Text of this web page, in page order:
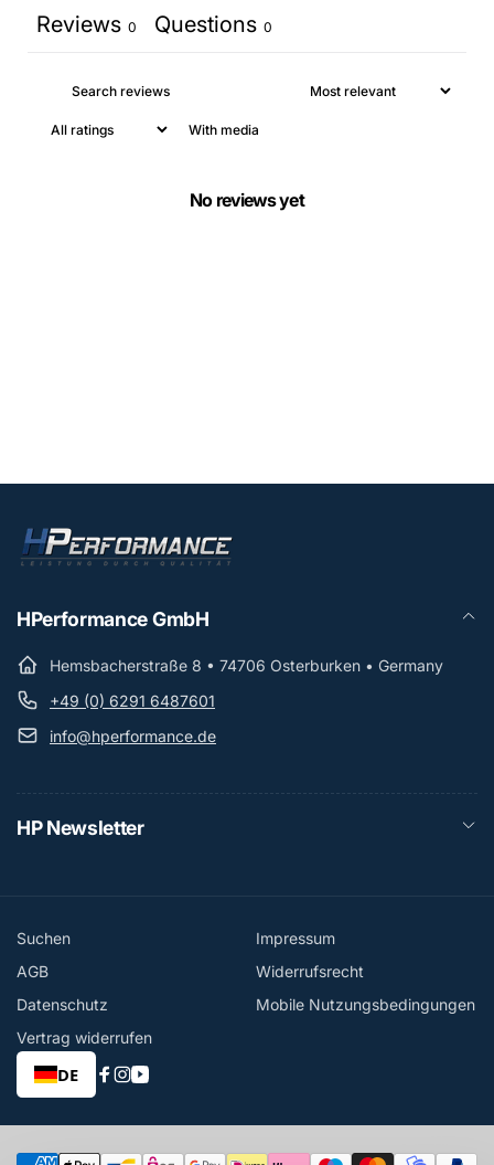
Reviews 0 Questions 0
With media
No reviews yet
HPerformance GmbH
Hemsbacherstraße 8 • 74706 Osterburken • Germany
+49 (0) 6291 6487601
info@hperformance.de
HP Newsletter
Suchen
Impressum
AGB
Widerrufsrecht
Datenschutz
Mobile Nutzungsbedingungen
Vertrag widerrufen
DE
Facebook
Instagram
YouTube